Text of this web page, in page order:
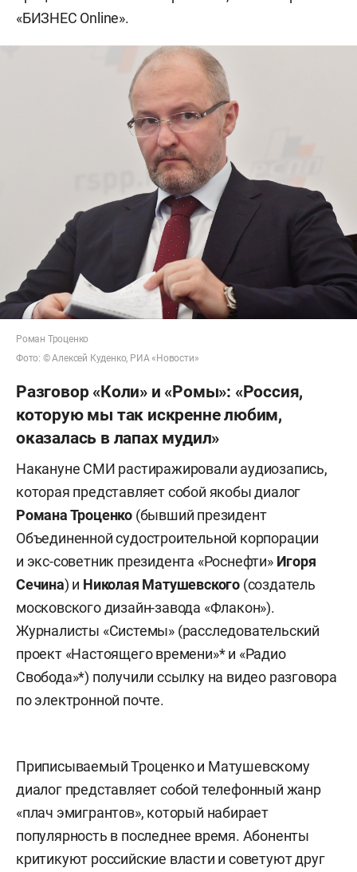
«БИЗНЕС Online».
Роман Троценко
Фото: © Алексей Куденко, РИА «Новости»
Разговор «Коли» и «Ромы»: «Россия,
которую мы так искренне любим,
оказалась в лапах мудил»
Накануне СМИ растиражировали аудиозапись,
которая представляет собой якобы диалог
Романа Троценко (бывший президент
Объединенной судостроительной корпорации
и экс-советник президента «Роснефти» Игоря
Сечина) и Николая Матушевского (создатель
московского дизайн-завода «Флакон»).
Журналисты «Системы» (расследовательский
проект «Настоящего времени»* и «Радио
Свобода»*) получили ссылку на видео разговора
по электронной почте.
Приписываемый Троценко и Матушевскому
диалог представляет собой телефонный жанр
«плач эмигрантов», который набирает
популярность в последнее время. Абоненты
критикуют российские власти и советуют друг